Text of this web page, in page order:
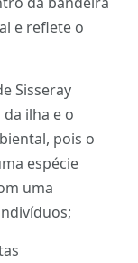
e reflete o
Sisseray
ilha e o
pois o
espécie
uma